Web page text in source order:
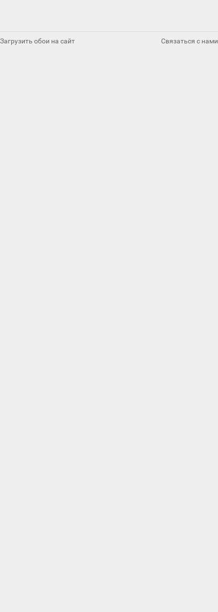
Загрузить обои на сайт Связаться с нами